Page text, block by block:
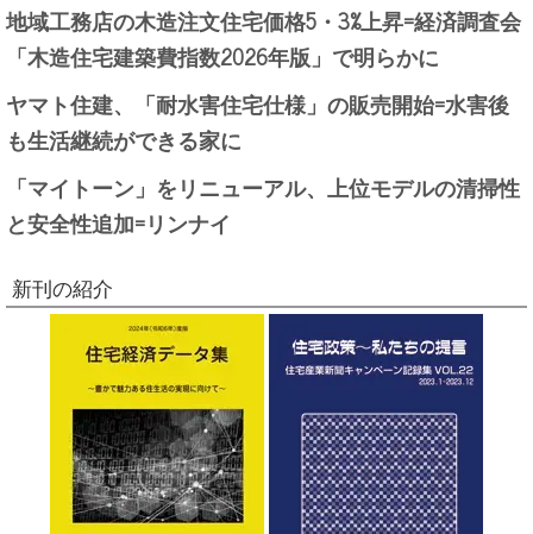
地域工務店の木造注文住宅価格5・3%上昇=経済調査会
「木造住宅建築費指数2026年版」で明らかに
ヤマト住建、「耐水害住宅仕様」の販売開始=水害後
も生活継続ができる家に
「マイトーン」をリニューアル、上位モデルの清掃性
と安全性追加=リンナイ
新刊の紹介